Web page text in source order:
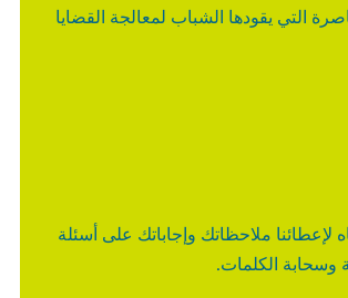
التي يقودها الشباب لمعالجة القضايا
لإعطائنا ملاحظاتك وإجاباتك على أسئلة
وسحابة الكلمات.